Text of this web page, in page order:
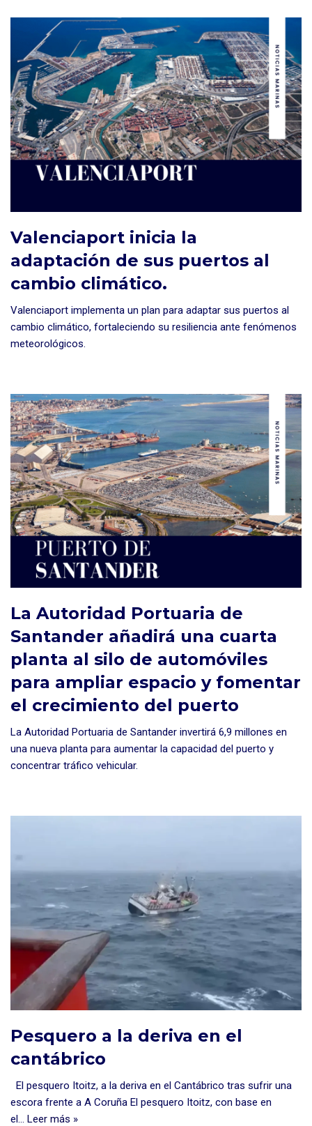
Valenciaport inicia la
adaptación de sus puertos al
cambio climático.
Valenciaport implementa un plan para adaptar sus puertos al
cambio climático, fortaleciendo su resiliencia ante fenómenos
meteorológicos.
La Autoridad Portuaria de
Santander añadirá una cuarta
planta al silo de automóviles
para ampliar espacio y fomentar
el crecimiento del puerto
La Autoridad Portuaria de Santander invertirá 6,9 millones en
una nueva planta para aumentar la capacidad del puerto y
concentrar tráfico vehicular.
Pesquero a la deriva en el
cantábrico
El pesquero Itoitz, a la deriva en el Cantábrico tras sufrir una
escora frente a A Coruña El pesquero Itoitz, con base en
el… Leer más »